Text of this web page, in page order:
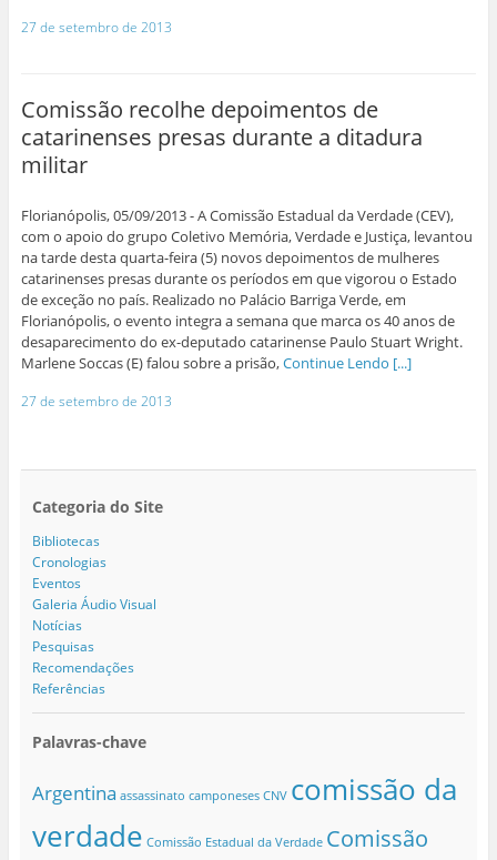
27 de setembro de 2013
Comissão recolhe depoimentos de
catarinenses presas durante a ditadura
militar
Florianópolis, 05/09/2013 - A Comissão Estadual da Verdade (CEV),
com o apoio do grupo Coletivo Memória, Verdade e Justiça, levantou
na tarde desta quarta-feira (5) novos depoimentos de mulheres
catarinenses presas durante os períodos em que vigorou o Estado
de exceção no país. Realizado no Palácio Barriga Verde, em
Florianópolis, o evento integra a semana que marca os 40 anos de
desaparecimento do ex-deputado catarinense Paulo Stuart Wright.
Marlene Soccas (E) falou sobre a prisão,Continue Lendo [...]
27 de setembro de 2013
Categoria do Site
Bibliotecas
Cronologias
Eventos
Galeria Áudio Visual
Notícias
Pesquisas
Recomendações
Referências
Palavras-chave
Argentina assassinato camponeses CNV comissão da
verdade Comissão Estadual da Verdade Comissão